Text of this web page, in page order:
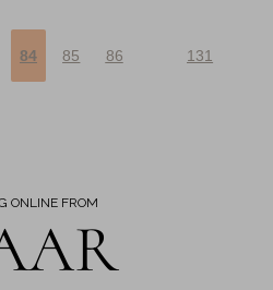
84 85 86 131
ONLINE FROM